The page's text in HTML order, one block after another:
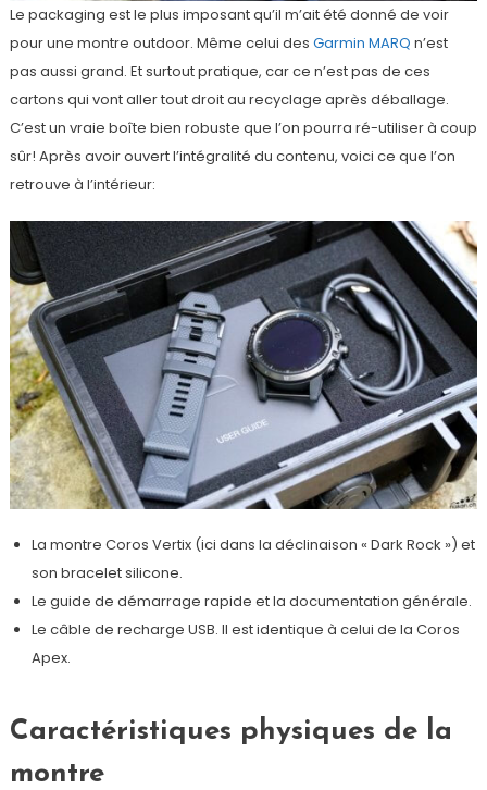
Le packaging est le plus imposant qu’il m’ait été donné de voir
pour une montre outdoor. Même celui des Garmin MARQ n’est
pas aussi grand. Et surtout pratique, car ce n’est pas de ces
cartons qui vont aller tout droit au recyclage après déballage.
C’est un vraie boîte bien robuste que l’on pourra ré-utiliser à coup
sûr! Après avoir ouvert l’intégralité du contenu, voici ce que l’on
retrouve à l’intérieur:
La montre Coros Vertix (ici dans la déclinaison « Dark Rock ») et
son bracelet silicone.
Le guide de démarrage rapide et la documentation générale.
Le câble de recharge USB. Il est identique à celui de la Coros
Apex.
Caractéristiques physiques de la
montre